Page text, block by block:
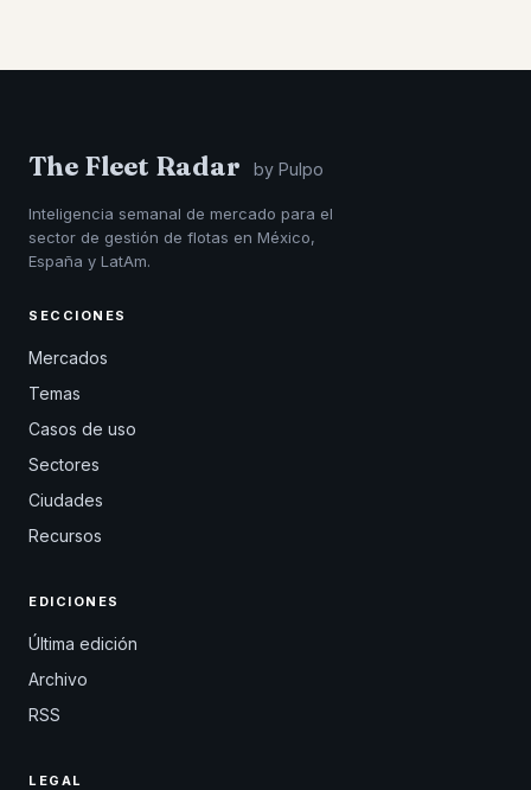
The Fleet Radar by Pulpo
Inteligencia semanal de mercado para el
sector de gestión de flotas en México,
España y LatAm.
SECCIONES
Mercados
Temas
Casos de uso
Sectores
Ciudades
Recursos
EDICIONES
Última edición
Archivo
RSS
LEGAL